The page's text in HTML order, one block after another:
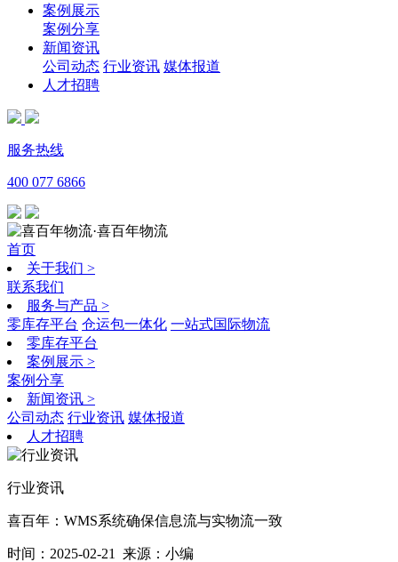
案例展示
案例分享
新闻资讯
公司动态 行业资讯 媒体报道
人才招聘
服务热线
400 077 6866
·喜百年物流
首页
关于我们 >
联系我们
服务与产品 >
零库存平台 仓运包一体化 一站式国际物流
零库存平台
案例展示 >
案例分享
新闻资讯 >
公司动态 行业资讯 媒体报道
人才招聘
行业资讯
喜百年：WMS系统确保信息流与实物流一致
时间：2025-02-21 来源：小编